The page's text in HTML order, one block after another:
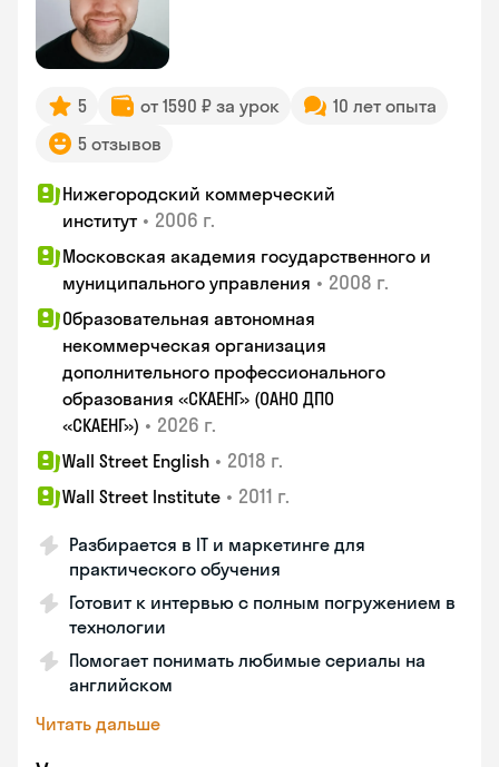
5 от 1590 ₽ за урок
10 лет опыта
5 отзывов
Нижегородский коммерческий
институт • 2006 г.
Московская академия государственного и
муниципального управления • 2008 г.
Образовательная автономная
некоммерческая организация
дополнительного профессионального
образования «СКАЕНГ» (ОАНО ДПО
«СКАЕНГ») • 2026 г.
Wall Street English • 2018 г.
Wall Street Institute • 2011 г.
Разбирается в IT и маркетинге для
практического обучения
Готовит к интервью с полным погружением в
технологии
Помогает понимать любимые сериалы на
английском
Читать дальше